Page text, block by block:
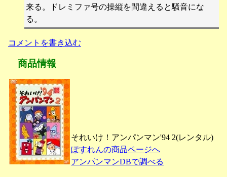
来る。ドレミファ号の操縦を間違えると騒音にな
る。
コメントを書き込む
商品情報
それいけ！アンパンマン'94 2(レンタル)
ぽすれんの商品ページへ
アンパンマンDBで調べる